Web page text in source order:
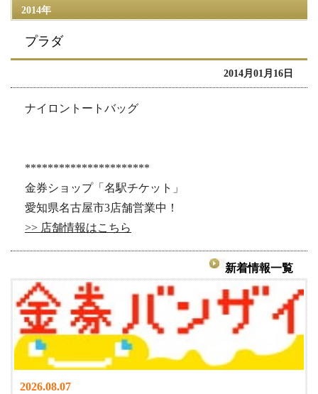
2014年
プラダ
2014月01月16日
ナイロントートバッグ
**********************
金券ショップ「名駅チケット」
愛知県名古屋市3店舗営業中！
>> 店舗情報はこちら
新着情報一覧
2026.08.07